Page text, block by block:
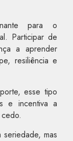
para o
Participar de
a aprender
resiliência e
esse tipo
e incentiva a
mas